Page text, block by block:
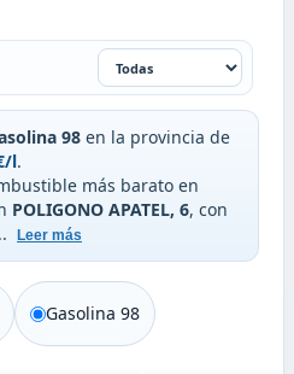
98 en la provincia de
l.
más barato en
POLIGONO APATEL, 6, con
.. Leer más
Gasolina 98